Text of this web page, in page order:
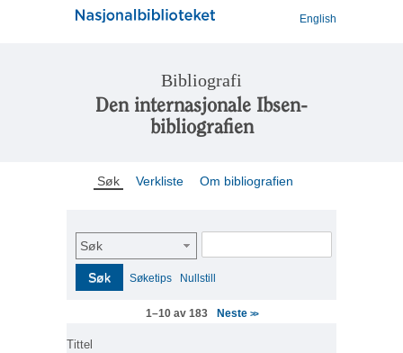
English
Bibliografi
Den internasjonale Ibsen-
bibliografien
Søk Verkliste Om bibliografien
Søk
Søk Søketips Nullstill
1–10 av 183 Neste >>
Tittel